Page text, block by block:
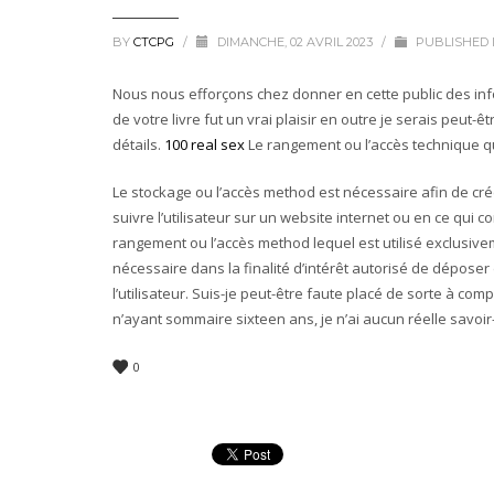
BY CTCPG / DIMANCHE, 02 AVRIL 2023 / PUBLISHED
Nous nous efforçons chez donner en cette public des
de votre livre fut un vrai plaisir en outre je serais peut-
détails. 100 real sexLe rangement ou l’accès technique
Le stockage ou l’accès method est nécessaire afin de
suivre l’utilisateur sur un website internet ou en ce qui
rangement ou l’accès method lequel est utilisé
nécessaire dans la finalité d’intérêt autorisé de
l’utilisateur. Suis-je peut-être faute placé de sorte à
n’ayant sommaire sixteen ans, je n’ai aucun réelle
0